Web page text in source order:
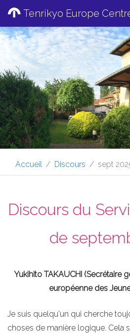
Tenrikyo Europe
Accueil Discours sept
Discours du
de
Yukihito TAKAUCHI (Secrétaire
européenne des
Je suis quelqu'un qui cherche
choses de manière logique. Cela